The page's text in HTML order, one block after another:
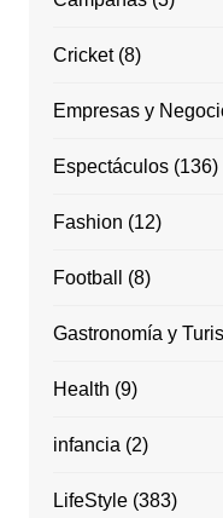
Cricket(8)
Empresas y
Espectáculos(136)
Fashion (12)
Football (8)
Gastronomía y
Health (9)
infancia (2)
LifeStyle(383)